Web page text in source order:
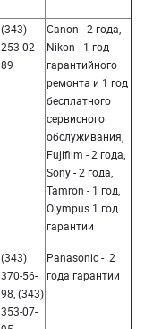
(343)
253-02-
89
Canon - 2 года,
Nikon - 1 год
гарантийного
ремонта и 1 год
бесплатного
сервисного
обслуживания,
Fujifilm - 2 года,
Sony - 2 года,
Tamron - 1 год,
Olympus 1 год
гарантии
(343)
370-56-
98, (343)
353-07-
Panasoniс - 2
года гарантии